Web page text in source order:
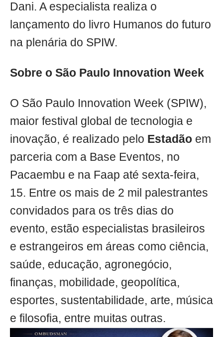
Dani. A especialista realiza o
lançamento do livro Humanos do futuro
na plenária do SPIW.
Sobre o São Paulo Innovation Week
O São Paulo Innovation Week (SPIW),
maior festival global de tecnologia e
inovação, é realizado pelo Estadão em
parceria com a Base Eventos, no
Pacaembu e na Faap até sexta-feira,
15. Entre os mais de 2 mil palestrantes
convidados para os três dias do
evento, estão especialistas brasileiros
e estrangeiros em áreas como ciência,
saúde, educação, agronegócio,
finanças, mobilidade, geopolítica,
esportes, sustentabilidade, arte, música
e filosofia, entre muitas outras.